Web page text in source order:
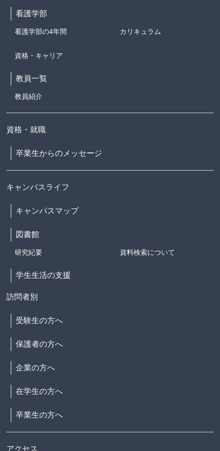
看護学部
看護学部の4年間 カリキュラム
資格・キャリア
教員一覧
教員紹介
資格・就職
卒業生からのメッセージ
キャンパスライフ
キャンパスマップ
図書館
研究紀要 資料検索について
学生生活の支援
訪問者別
受験生の方へ
保護者の方へ
企業の方へ
在学生の方へ
卒業生の方へ
アクセス